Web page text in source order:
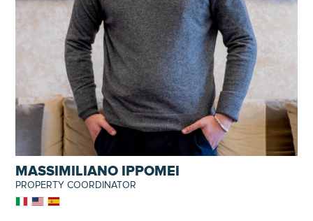
MASSIMILIANO IPPOMEI
PROPERTY COORDINATOR